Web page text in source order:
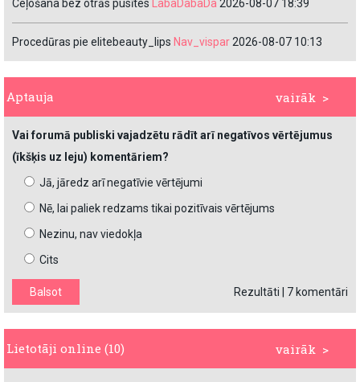
Ceļošana bez otrās pusītes LabaDabaDa 2026-08-07 18:39
Procedūras pie elitebeauty_lips Nav_vispar2026-08-07 10:13
vairāk >
Aptauja
Vai forumā publiski vajadzētu rādīt arī negatīvos vērtējumus
(īkšķis uz leju) komentāriem?
Jā, jāredz arī negatīvie vērtējumi
Nē, lai paliek redzams tikai pozitīvais vērtējums
Nezinu, nav viedokļa
Cits
Rezultāti 7 komentāri
vairāk >
Lietotāji online (10)